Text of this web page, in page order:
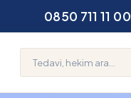
0850 711 11 00